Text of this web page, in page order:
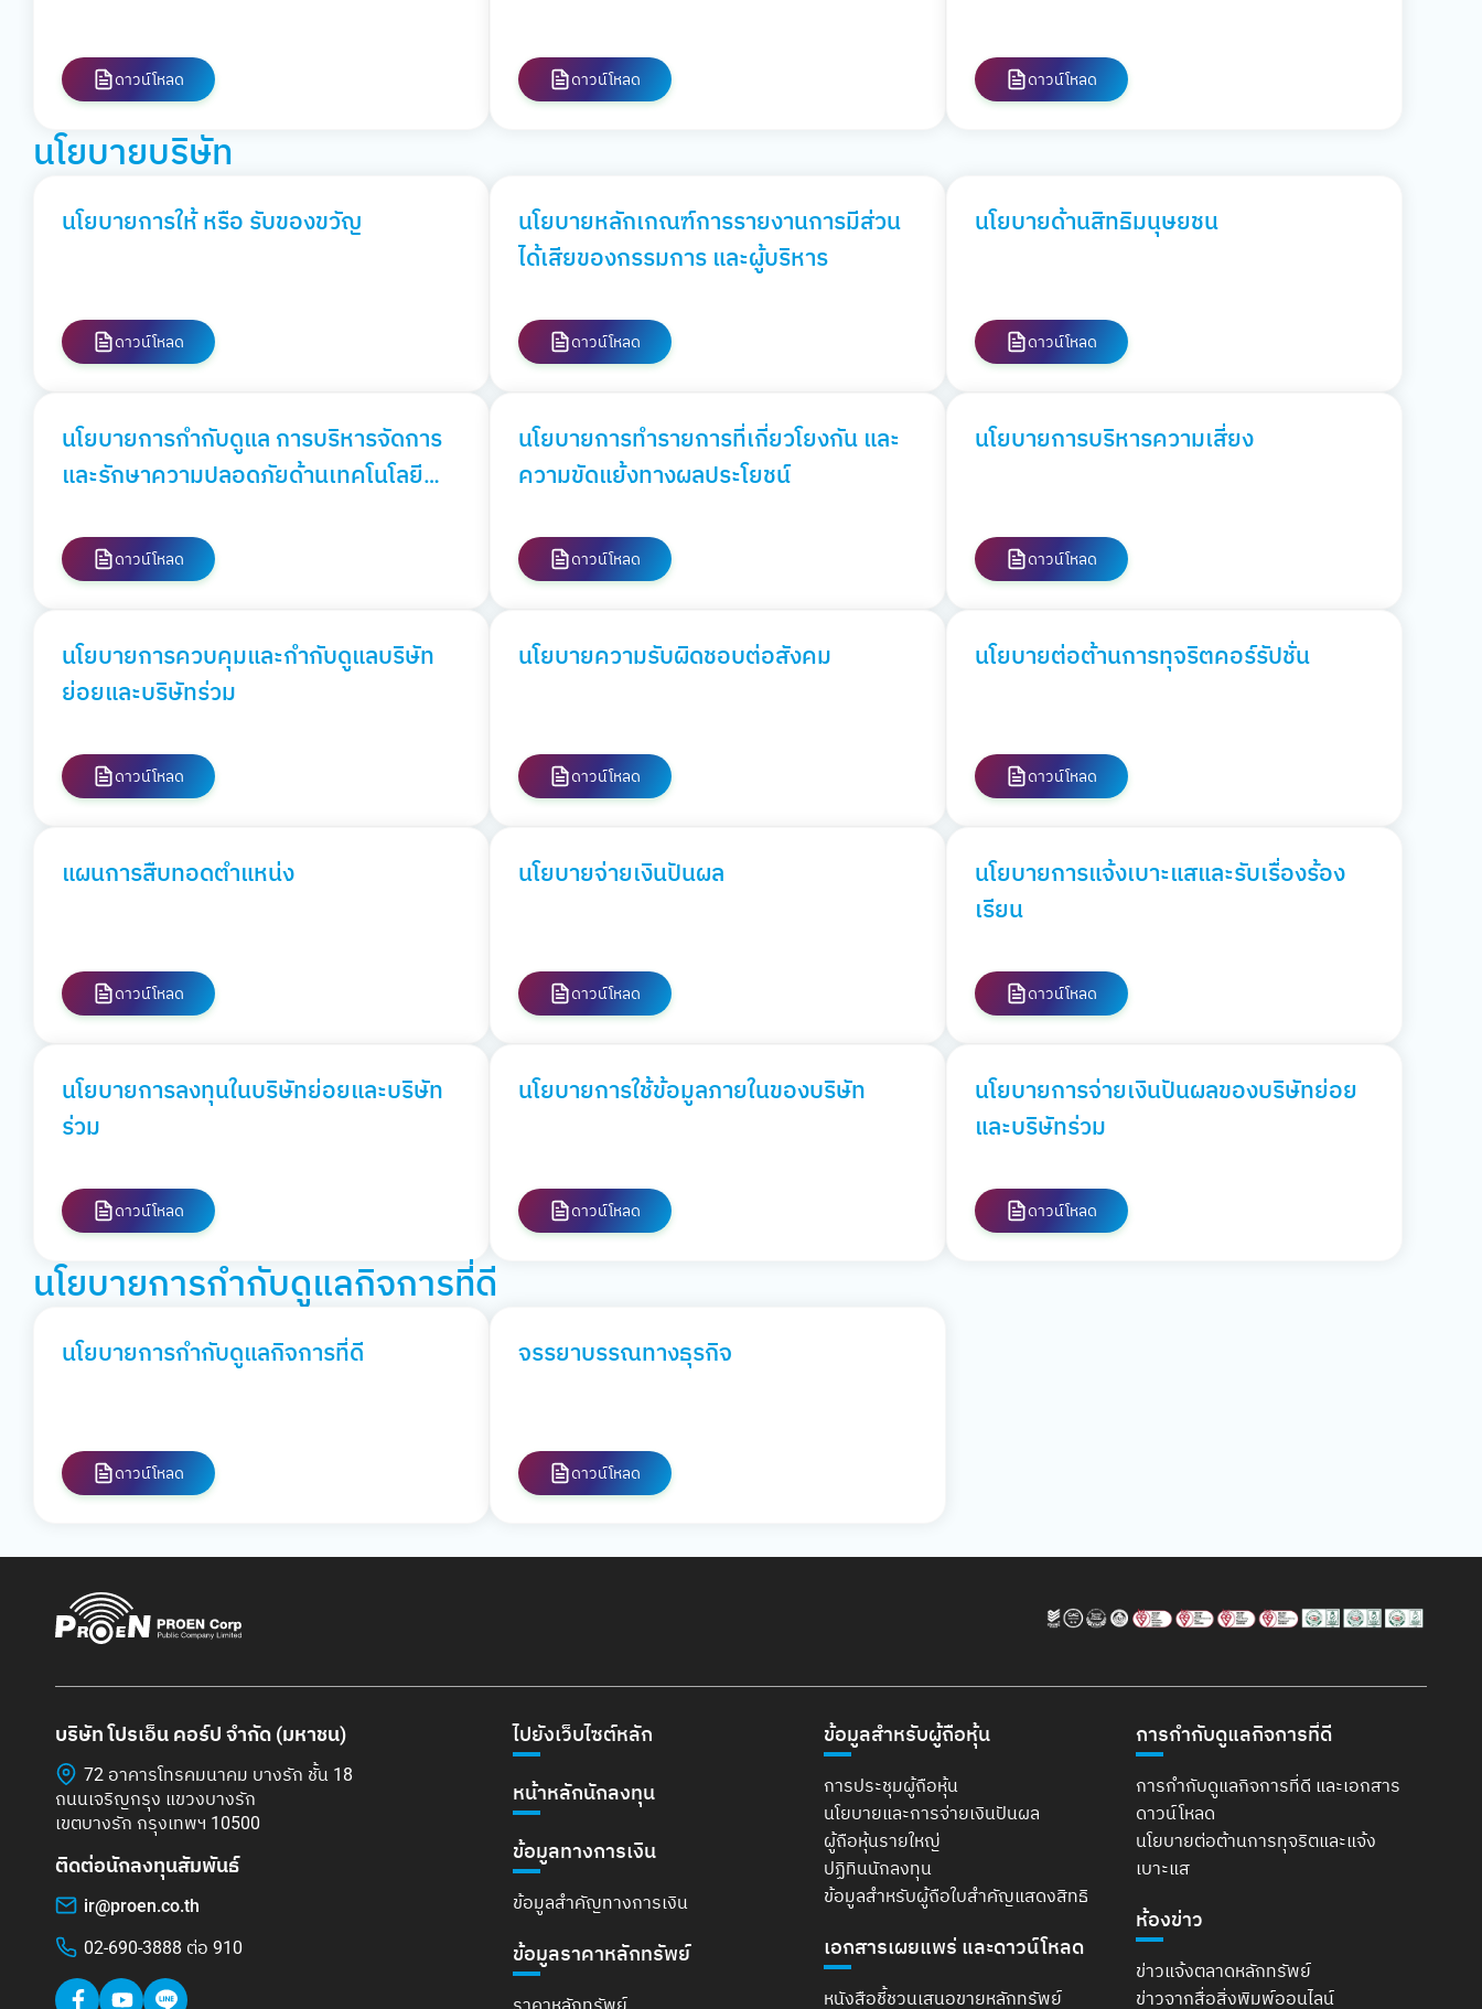
ดาวน์โหลด ดาวน์โหลด ดาวน์โหลด
นโยบายบริษัท
นโยบายการให้ หรือ รับของขวัญ
ดาวน์โหลด
นโยบายหลักเกณฑ์การรายงานการมีส่วน
ได้เสียของกรรมการ และผู้บริหาร
ดาวน์โหลด
นโยบายด้านสิทธิมนุษยชน
ดาวน์โหลด
นโยบายการกำกับดูแล การบริหารจัดการ
และรักษาความปลอดภัยด้านเทคโนโลยี
ดาวน์โหลด
นโยบายการทำรายการที่เกี่ยวโยงกัน และ
ความขัดแย้งทางผลประโยชน์
ดาวน์โหลด
นโยบายการบริหารความเสี่ยง
ดาวน์โหลด
นโยบายการควบคุมและกำกับดูแลบริษัท
ย่อยและบริษัทร่วม
ดาวน์โหลด
นโยบายความรับผิดชอบต่อสังคม
ดาวน์โหลด
นโยบายต่อต้านการทุจริตคอร์รัปชั่น
ดาวน์โหลด
แผนการสืบทอดตำแหน่ง
ดาวน์โหลด
นโยบายจ่ายเงินปันผล
ดาวน์โหลด
นโยบายการแจ้งเบาะแสและรับเรื่องร้อง
เรียน
ดาวน์โหลด
นโยบายการลงทุนในบริษัทย่อยและบริษัท
ร่วม
ดาวน์โหลด
นโยบายการใช้ข้อมูลภายในของบริษัท
ดาวน์โหลด
นโยบายการจ่ายเงินปันผลของบริษัทย่อย
และบริษัทร่วม
ดาวน์โหลด
นโยบายการกำกับดูแลกิจการที่ดี
นโยบายการกำกับดูแลกิจการที่ดี
ดาวน์โหลด
จรรยาบรรณทางธุรกิจ
ดาวน์โหลด
บริษัท โปรเอ็น คอร์ป จำกัด (มหาชน)
72 อาคารโทรคมนาคม บางรัก ชั้น 18
ถนนเจริญกรุง แขวงบางรัก
เขตบางรัก กรุงเทพฯ 10500
ติดต่อนักลงทุนสัมพันธ์
ir@proen.co.th
02-690-3888 ต่อ 910
ไปยังเว็บไซต์หลัก
หน้าหลักนักลงทุน
ข้อมูลทางการเงิน
ข้อมูลสำคัญทางการเงิน
ข้อมูลราคาหลักทรัพย์
ข้อมูลสำหรับผู้ถือหุ้น
การประชุมผู้ถือหุ้น
นโยบายและการจ่ายเงินปันผล
ผู้ถือหุ้นรายใหญ่
ปฏิทินนักลงทุน
ข้อมูลสำหรับผู้ถือใบสำคัญแสดงสิทธิ
เอกสารเผยแพร่ และดาวน์โหลด
หนังสือชี้ชวนเสนอขายหลักทรัพย์
การกำกับดูแลกิจการที่ดี
การกำกับดูแลกิจการที่ดี และเอกสาร
ดาวน์โหลด
นโยบายต่อต้านการทุจริตและแจ้ง
เบาะแส
ห้องข่าว
ข่าวแจ้งตลาดหลักทรัพย์
ข่าวจากสื่อสิ่งพิมพ์ออนไลน์